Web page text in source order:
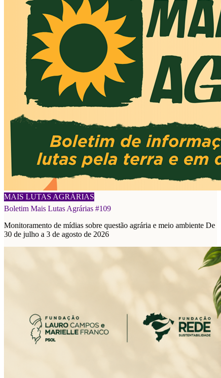
MAIS LUTAS AGRÁRIAS
08/08/2026
Boletim Mais Lutas Agrárias #109
Monitoramento de mídias sobre questão agrária e meio ambiente De
30 de julho a 3 de agosto de 2026